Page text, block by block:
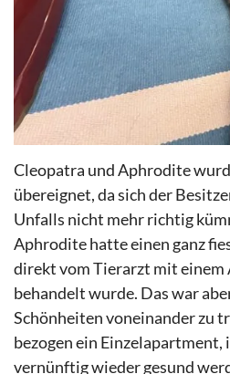
Cleopatra und Aphrodite
übereignet, da sich der
Unfalls nicht mehr richtig
Aphrodite hatte einen ganz
direkt vom Tierarzt mit
behandelt wurde. Das war
Schönheitenvoneinanderzu
bezogen ein Einzelapartment,
vernünftig wieder gesund